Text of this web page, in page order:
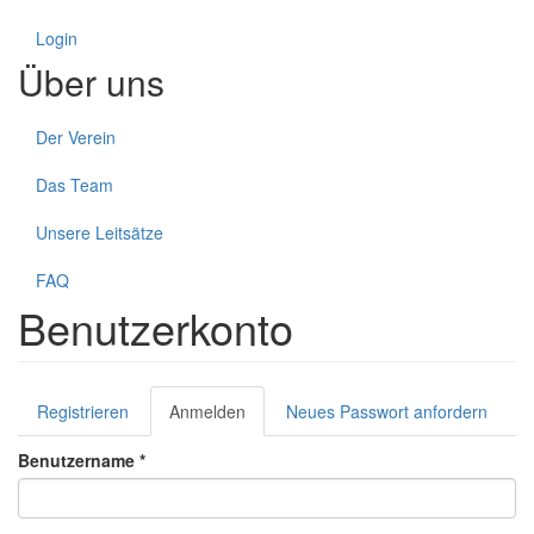
Login
Über uns
Der Verein
Das Team
Unsere Leitsätze
FAQ
Benutzerkonto
Haupt-
Reiter
Registrieren Anmelden (aktiver
Reiter)
Neues Passwort anfordern
Benutzername *